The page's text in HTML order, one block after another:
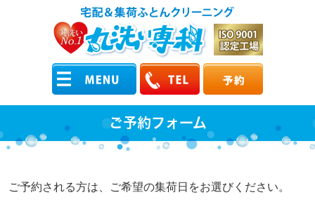
ご予約フォーム
ご予約される方は、ご希望の集荷日をお選びください。